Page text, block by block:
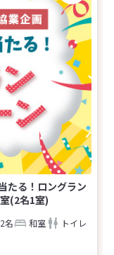
たる！ロングラン
(2名1室)
2名 和室
トイレ